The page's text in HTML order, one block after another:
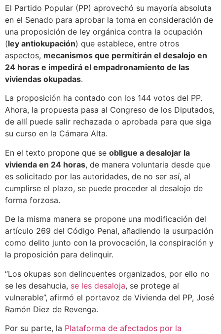
El Partido Popular (PP) aprovechó su mayoría absoluta
en el Senado para aprobar la toma en consideración de
una proposición de ley orgánica contra la ocupación
(ley antiokupación) que establece, entre otros
aspectos, mecanismos que permitirán el desalojo en
24 horas e impedirá el empadronamiento de las
viviendas okupadas.
La proposición ha contado con los 144 votos del PP.
Ahora, la propuesta pasa al Congreso de los Diputados,
de allí puede salir rechazada o aprobada para que siga
su curso en la Cámara Alta.
En el texto propone que se obligue a desalojar la
vivienda en 24 horas, de manera voluntaria desde que
es solicitado por las autoridades, de no ser así, al
cumplirse el plazo, se puede proceder al desalojo de
forma forzosa.
De la misma manera se propone una modificación del
artículo 269 del Código Penal, añadiendo la usurpación
como delito junto con la provocación, la conspiración y
la proposición para delinquir.
“Los okupas son delincuentes organizados, por ello no
se les desahucia, se les desaloja, se protege al
vulnerable”, afirmó el portavoz de Vivienda del PP, José
Ramón Diez de Revenga.
Por su parte, la Plataforma de afectados por la